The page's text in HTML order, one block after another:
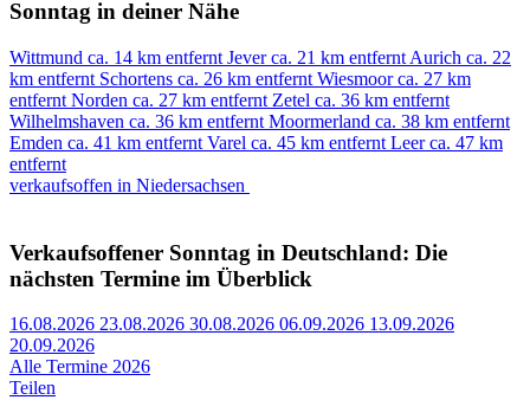
Sonntag in deiner Nähe
Wittmund ca. 14 km entfernt Jever ca. 21 km entfernt Aurich ca. 22
km entfernt Schortens ca. 26 km entfernt Wiesmoor ca. 27 km
entfernt Norden ca. 27 km entfernt Zetel ca. 36 km entfernt
Wilhelmshaven ca. 36 km entfernt Moormerland ca. 38 km entfernt
Emden ca. 41 km entfernt Varel ca. 45 km entfernt Leer ca. 47 km
entfernt
verkaufsoffen in Niedersachsen
Verkaufsoffener Sonntag in Deutschland: Die
nächsten Termine im Überblick
16.08.2026 23.08.2026 30.08.2026 06.09.2026 13.09.2026
20.09.2026
Alle Termine 2026
Teilen